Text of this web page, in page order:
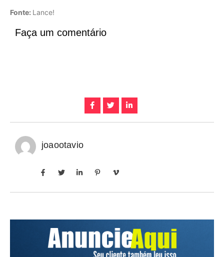
Fonte: Lance!
Faça um comentário
joaootavio